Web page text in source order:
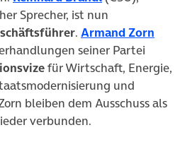
Sprecher, ist nun
. Armand Zorn
seiner Partei
für Wirtschaft, Energie,
und
bleiben dem Ausschuss als
verbunden.